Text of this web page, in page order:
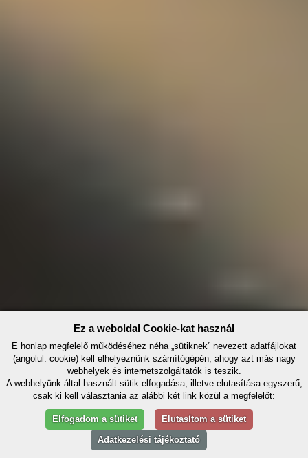
Ez a weboldal Cookie-kat használ
E honlap megfelelő működéséhez néha „sütiknek” nevezett adatfájlokat
(angolul: cookie) kell elhelyeznünk számítógépén, ahogy azt más nagy
webhelyek és internetszolgáltatók is teszik.
A webhelyünk által használt sütik elfogadása, illetve elutasítása egyszerű,
csak ki kell választania az alábbi két link közül a megfelelőt:
Elfogadom a sütiket
Elutasítom a sütiket
Adatkezelési tájékoztató